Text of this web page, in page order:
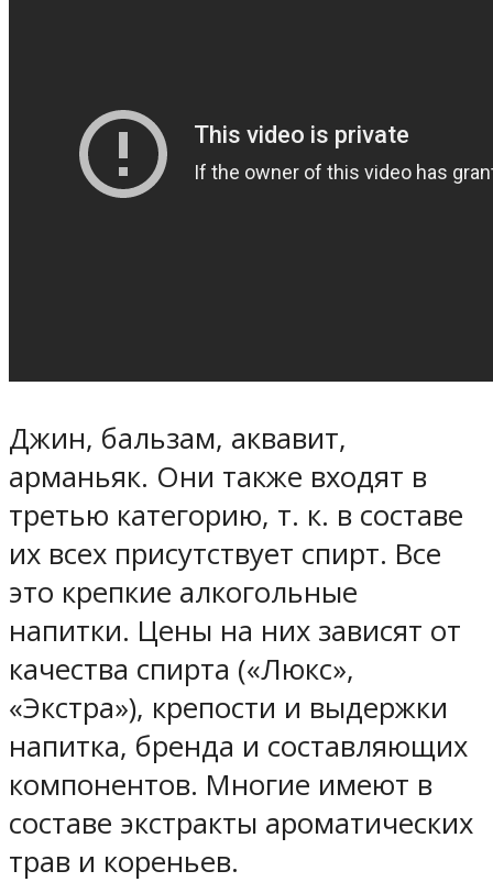
Джин, бальзам, аквавит,
арманьяк. Они также входят в
третью категорию, т. к. в составе
их всех присутствует спирт. Все
это крепкие алкогольные
напитки. Цены на них зависят от
качества спирта («Люкс»,
«Экстра»), крепости и выдержки
напитка, бренда и составляющих
компонентов. Многие имеют в
составе экстракты ароматических
трав и кореньев.